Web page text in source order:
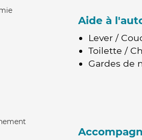
Aide à
Lever /
Toilette /
Gardes de